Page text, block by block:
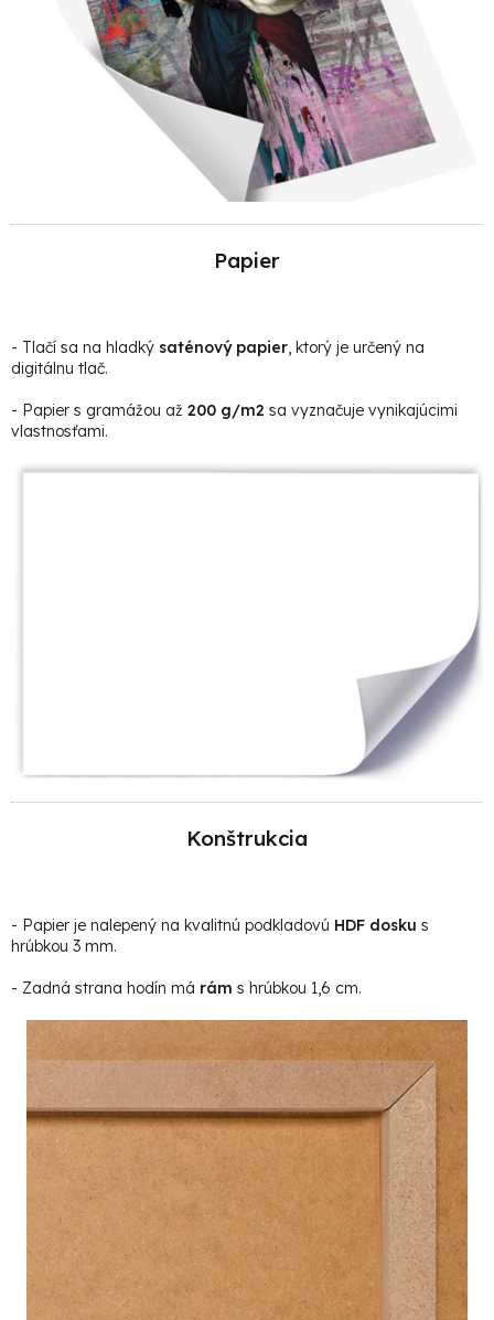
Papier
- Tlačí sa na hladký saténový papier, ktorý je určený na
digitálnu tlač.
- Papier s gramážou až 200 g/m2 sa vyznačuje vynikajúcimi
vlastnosťami.
Konštrukcia
- Papier je nalepený na kvalitnú podkladovú HDF dosku s
hrúbkou 3 mm.
- Zadná strana hodín má rám s hrúbkou 1,6 cm.